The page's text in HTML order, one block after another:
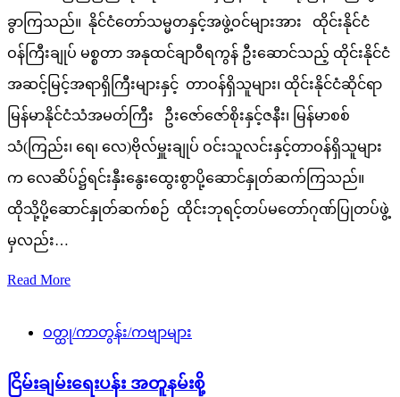
ခွာကြသည်။ နိုင်ငံတော်သမ္မတနှင့်အဖွဲ့ဝင်များအား ထိုင်းနိုင်ငံ
ဝန်ကြီးချုပ် မစ္စတာ အနုထင်ချာဝီရကွန် ဦးဆောင်သည့် ထိုင်းနိုင်ငံ
အဆင့်မြင့်အရာရှိကြီးများနှင့် တာဝန်ရှိသူများ၊ ထိုင်းနိုင်ငံဆိုင်ရာ
မြန်မာနိုင်ငံသံအမတ်ကြီး ဦးဇော်ဇော်စိုးနှင့်ဇနီး၊ မြန်မာစစ်
သံ(ကြည်း၊ ရေ၊ လေ)ဗိုလ်မှူးချုပ် ဝင်းသူလင်းနှင့်တာဝန်ရှိသူများ
က လေဆိပ်၌ရင်းနှီးနွေးထွေးစွာပို့ဆောင်နှုတ်ဆက်ကြသည်။
ထိုသို့ပို့ဆောင်နှုတ်ဆက်စဉ် ထိုင်းဘုရင့်တပ်မတော်ဂုဏ်ပြုတပ်ဖွဲ့
မှလည်း…
Read More
ဝတ္ထု/ကာတွန်း/ကဗျာများ
ငြိမ်းချမ်းရေးပန်း အတူနမ်းစို့